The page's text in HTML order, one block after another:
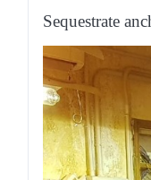
Sequestrate